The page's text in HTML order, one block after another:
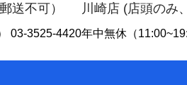
送不可）
03-3525-4420
川崎店 (店頭のみ
年中無休（